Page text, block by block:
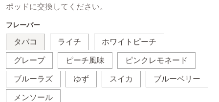
ポッドに交換してください。
フレーバー
タバコ ライチ ホワイトピーチ
グレープ ピーチ風味 ピンクレモネード
ブルーラズ ゆず スイカ ブルーベリー
メンソール